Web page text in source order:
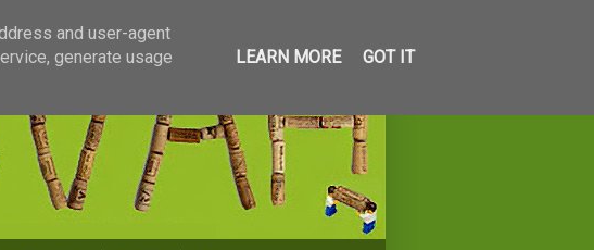
and user-agent
generate usage
LEARN MORE GOT IT